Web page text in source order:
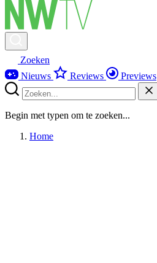
Zoeken
Nieuws
Reviews Previews
Begin met typen om te zoeken...
Home